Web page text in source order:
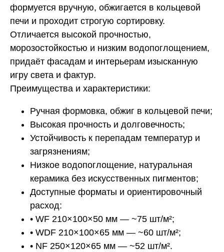
формуется вручную, обжигается в кольцевой
печи и проходит строгую сортировку.
Отличается высокой прочностью,
морозостойкостью и низким водопоглощением,
придаёт фасадам и интерьерам изысканную
игру света и фактур.
Преимущества и характеристики:
Ручная формовка, обжиг в кольцевой печи;
Высокая прочность и долговечность;
Устойчивость к перепадам температур и
загрязнениям;
Низкое водопоглощение, натуральная
керамика без искусственных пигментов;
Доступные форматы и ориентировочный
расход:
• WF 210×100×50 мм — ~75 шт/м²;
• WDF 210×100×65 мм — ~60 шт/м²;
• NF 250×120×65 мм — ~52 шт/м².